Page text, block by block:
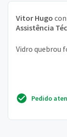
Vitor Hugo
Assistência
Vidro quebrou
Pedido